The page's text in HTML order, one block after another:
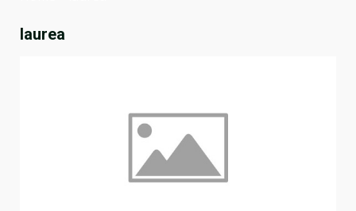
laurea